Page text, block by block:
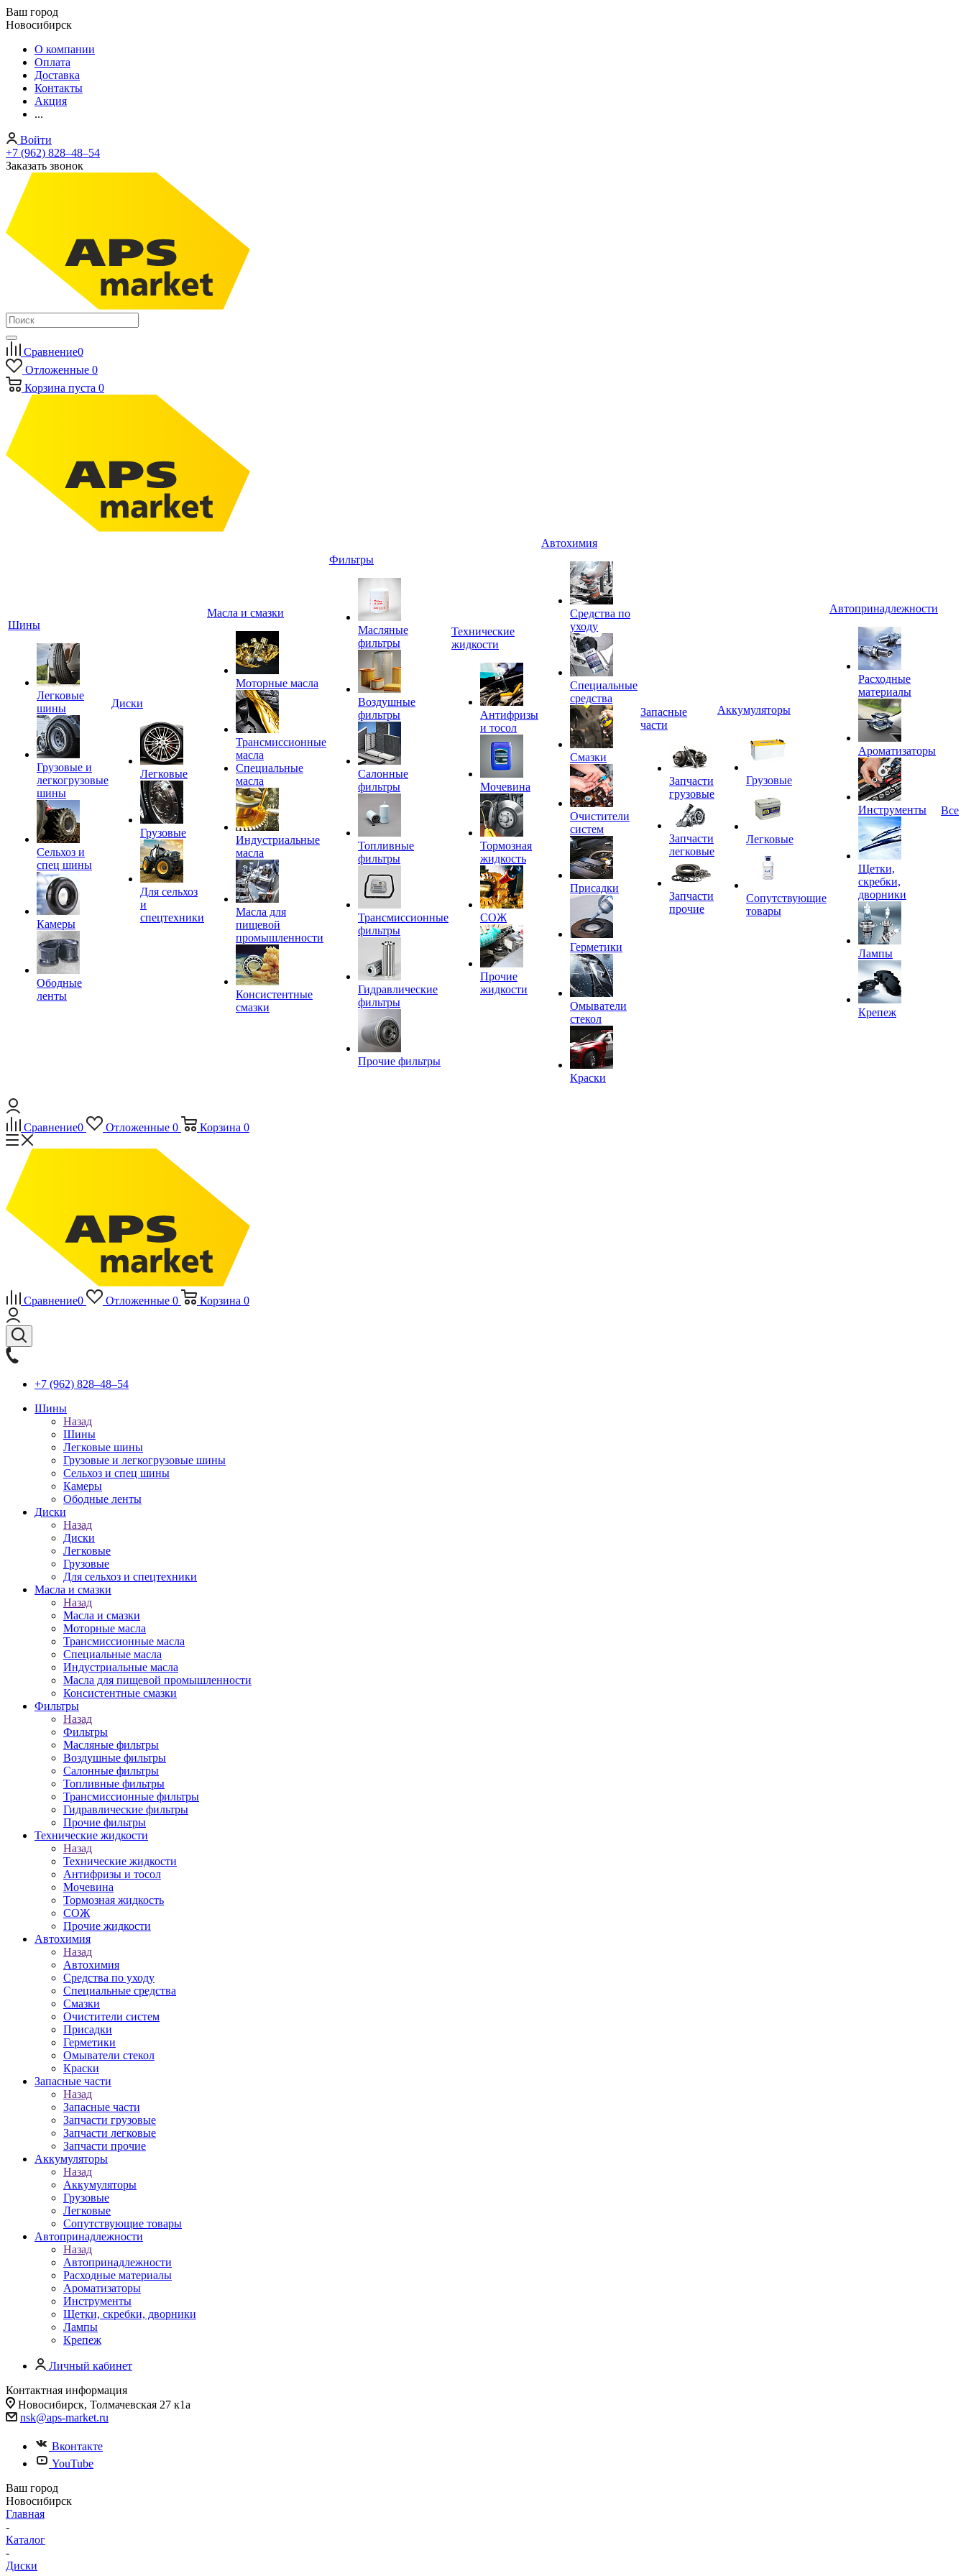
Ваш город
Новосибирск
О компании
Оплата
Доставка
Контакты
Акция
...
Войти
+7 (962) 828‒48‒54
Заказать звонок
Сравнение0
Отложенные 0
Корзина пуста 0
Шины
Легковые
шины
Грузовые и
легкогрузовые
шины
Сельхоз и
спец шины
Камеры
Ободные
ленты
Диски
Легковые
Грузовые
Для сельхоз
и
спецтехники
Масла и смазки
Моторные масла
Трансмиссионные
масла
Специальные
масла
Индустриальные
масла
Масла для
пищевой
промышленности
Консистентные
смазки
Фильтры
Масляные
фильтры
Воздушные
фильтры
Салонные
фильтры
Топливные
фильтры
Трансмиссионные
фильтры
Гидравлические
фильтры
Прочие фильтры
Технические
жидкости
Антифризы
и тосол
Мочевина
Тормозная
жидкость
СОЖ
Прочие
жидкости
Автохимия
Средства по
уходу
Специальные
средства
Смазки
Очистители
систем
Присадки
Герметики
Омыватели
стекол
Краски
Запасные
части
Запчасти
грузовые
Запчасти
легковые
Запчасти
прочие
Аккумуляторы
Грузовые
Легковые
Сопутствующие
товары
Автопринадлежности
Расходные
материалы
Ароматизаторы
Инструменты
Щетки,
скребки,
дворники
Лампы
Крепеж
Все
Сравнение0 Отложенные 0 Корзина 0
Сравнение0 Отложенные 0 Корзина 0
+7 (962) 828‒48‒54
Шины
Назад
Шины
Легковые шины
Грузовые и легкогрузовые шины
Сельхоз и спец шины
Камеры
Ободные ленты
Диски
Назад
Диски
Легковые
Грузовые
Для сельхоз и спецтехники
Масла и смазки
Назад
Масла и смазки
Моторные масла
Трансмиссионные масла
Специальные масла
Индустриальные масла
Масла для пищевой промышленности
Консистентные смазки
Фильтры
Назад
Фильтры
Масляные фильтры
Воздушные фильтры
Салонные фильтры
Топливные фильтры
Трансмиссионные фильтры
Гидравлические фильтры
Прочие фильтры
Технические жидкости
Назад
Технические жидкости
Антифризы и тосол
Мочевина
Тормозная жидкость
СОЖ
Прочие жидкости
Автохимия
Назад
Автохимия
Средства по уходу
Специальные средства
Смазки
Очистители систем
Присадки
Герметики
Омыватели стекол
Краски
Запасные части
Назад
Запасные части
Запчасти грузовые
Запчасти легковые
Запчасти прочие
Аккумуляторы
Назад
Аккумуляторы
Грузовые
Легковые
Сопутствующие товары
Автопринадлежности
Назад
Автопринадлежности
Расходные материалы
Ароматизаторы
Инструменты
Щетки, скребки, дворники
Лампы
Крепеж
Личный кабинет
Контактная информация
Новосибирск, Толмачевская 27 к1а
nsk@aps-market.ru
Вконтакте
YouTube
Ваш город
Новосибирск
Главная
-
Каталог
-
Диски